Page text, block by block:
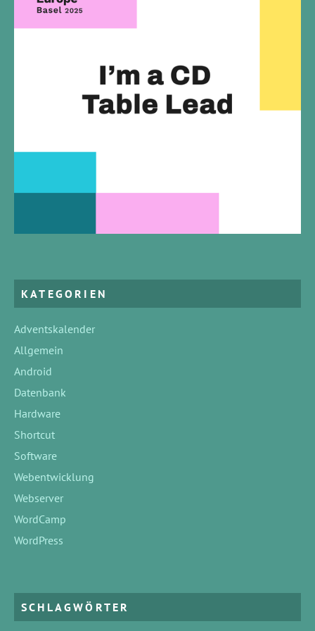
KATEGORIEN
Adventskalender
Allgemein
Android
Datenbank
Hardware
Shortcut
Software
Webentwicklung
Webserver
WordCamp
WordPress
SCHLAGWÖRTER